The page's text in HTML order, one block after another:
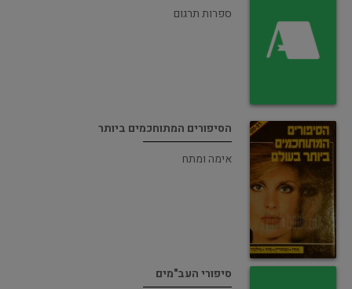
ספרות תרגום
הסיפורים המתוחכמים ביותר
אימה ומתח
סיפורי העב"מים